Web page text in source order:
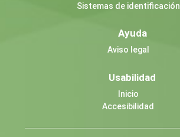
Sistemas de identificación
Ayuda
Aviso legal
Usabilidad
Inicio
Accesibilidad